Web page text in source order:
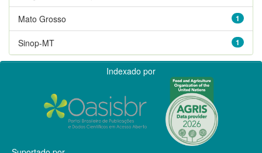
1
Mato Grosso
1
Sinop-MT
Indexado por